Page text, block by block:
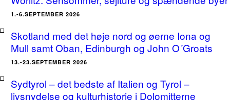
1.-6.SEPTEMBER 2026
Skotland med det høje nord og øerne Iona og
Mull samt Oban, Edinburgh og John O´Groats
13.-23.SEPTEMBER 2026
Sydtyrol – det bedste af Italien og Tyrol –
livsnydelse og kulturhistorie i Dolomitterne